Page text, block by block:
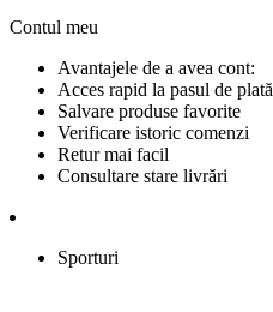
Contul meu
Avantajele de a avea cont:
Acces rapid la pasul de plată
Salvare produse favorite
Verificare istoric comenzi
Retur mai facil
Consultare stare livrări
Sporturi